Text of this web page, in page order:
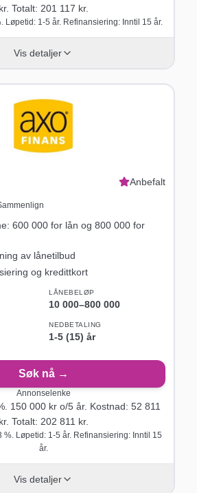
kr. Totalt: 201 117 kr.
Løpetid: 1-5 år. Refinansiering: Inntil 15 år.
Vis detaljer
Anbefalt
600 000 for lån og 800 000 for
av lånetilbud
og kredittkort
LÅNEBELØP
10 000–800 000
NEDBETALING
1-5 (15) år
Søk nå →
Annonselenke
150 000kr o/5år. Kostnad: 52 811
kr. Totalt: 202 811 kr.
%. Løpetid: 1-5 år. Refinansiering: Inntil 15
år.
Vis detaljer